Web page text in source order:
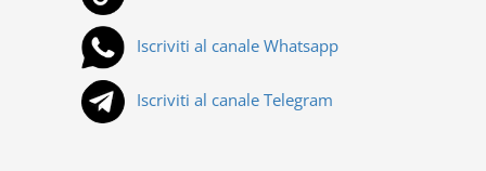
Iscriviti al canale Whatsapp
Iscriviti al canale Telegram